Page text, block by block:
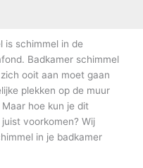
is schimmel in de
Badkamer schimmel
ooit aan moet gaan
plekken op de muur
hoe kun je dit
voorkomen? Wij
in je badkamer